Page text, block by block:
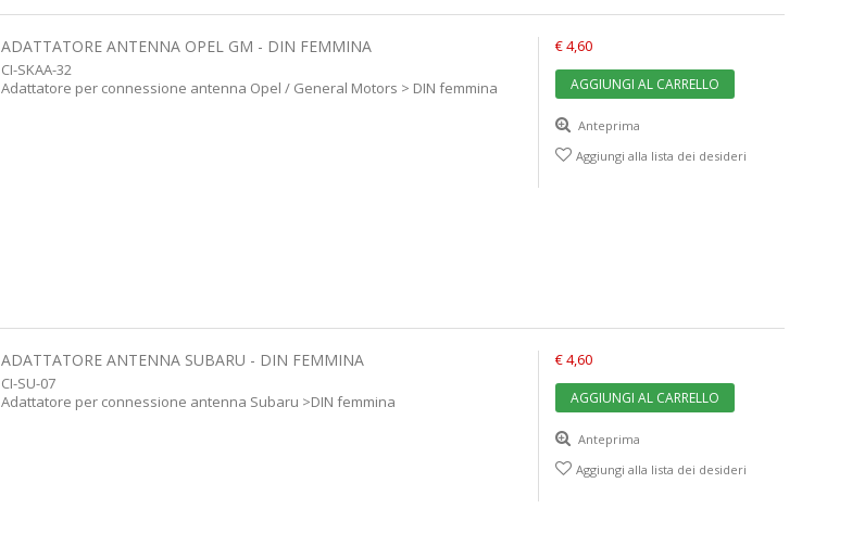
ADATTATORE ANTENNA OPEL GM - DIN FEMMINA
CI-SKAA-32
Adattatore per connessione antenna Opel / General Motors > DIN femmina
€ 4,60
AGGIUNGI AL CARRELLO
Anteprima
Aggiungi alla lista dei desideri
ADATTATORE ANTENNA SUBARU - DIN FEMMINA
CI-SU-07
Adattatore per connessione antenna Subaru >DIN femmina
€ 4,60
AGGIUNGI AL CARRELLO
Anteprima
Aggiungi alla lista dei desideri